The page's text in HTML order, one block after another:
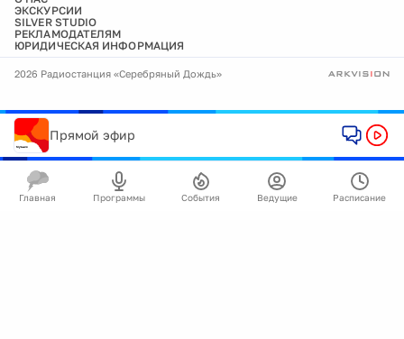
ЭКСКУРСИИ
SILVER STUDIO
РЕКЛАМОДАТЕЛЯМ
ЮРИДИЧЕСКАЯ ИНФОРМАЦИЯ
2026 Радиостанция «Серебряный Дождь»
Прямой эфир
Главная Программы События Ведущие Расписание